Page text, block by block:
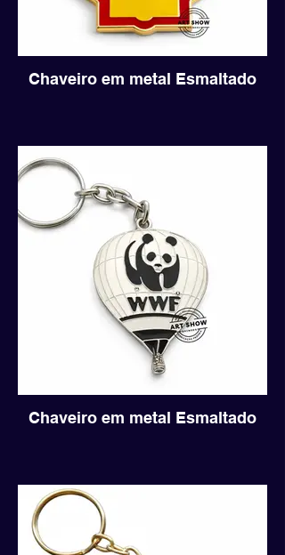
Chaveiro em metal Esmaltado
Chaveiro em metal Esmaltado